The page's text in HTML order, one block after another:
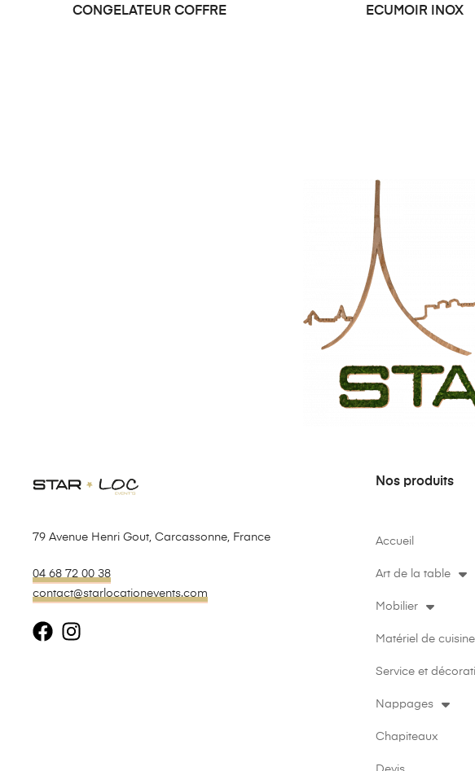
CONGELATEUR COFFRE ECUMOIR INOX
79 Avenue Henri Gout, Carcassonne, France
04 68 72 00 38
contact@starlocationevents.com
Nos produits
Accueil
Art de la table
Mobilier
Matériel de cuisine
Service et
Nappages
Chapiteaux